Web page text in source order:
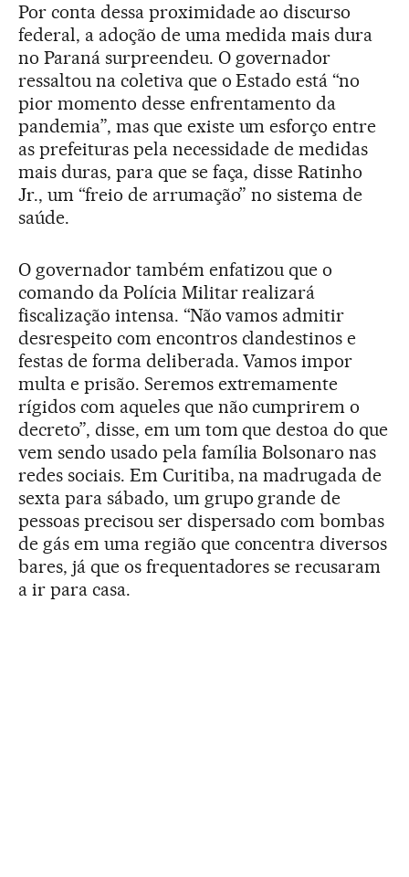
Por conta dessa proximidade ao discurso
federal, a adoção de uma medida mais dura
no Paraná surpreendeu. O governador
ressaltou na coletiva que o Estado está “no
pior momento desse enfrentamento da
pandemia”, mas que existe um esforço entre
as prefeituras pela necessidade de medidas
mais duras, para que se faça, disse Ratinho
Jr., um “freio de arrumação” no sistema de
saúde.
O governador também enfatizou que o
comando da Polícia Militar realizará
fiscalização intensa. “Não vamos admitir
desrespeito com encontros clandestinos e
festas de forma deliberada. Vamos impor
multa e prisão. Seremos extremamente
rígidos com aqueles que não cumprirem o
decreto”, disse, em um tom que destoa do que
vem sendo usado pela família Bolsonaro nas
redes sociais. Em Curitiba, na madrugada de
sexta para sábado, um grupo grande de
pessoas precisou ser dispersado com bombas
de gás em uma região que concentra diversos
bares, já que os frequentadores se recusaram
a ir para casa.